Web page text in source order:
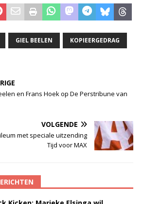
GIEL BEELEN KOPIEERGEDRAG
en Frans Hoek op De Perstribune van
VOLGENDE
met speciale uitzending
Tijd voor MAX